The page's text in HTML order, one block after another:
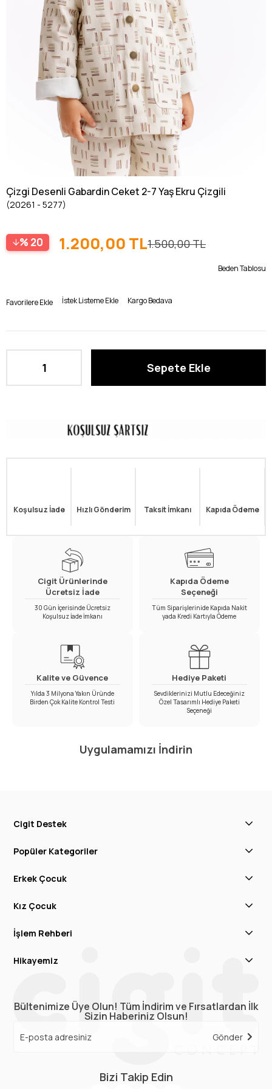
Çizgi Desenli Gabardin Ceket 2-7 Yaş Ekru Çizgili
(20261 - 5277)
20 1.500,00 TL
1.200,00 TL
Beden Tablosu
Favorilere Ekle İstek Listeme Ekle Kargo Bedava
Koşulsuz İade Hızlı Gönderim Taksit İmkanı Kapıda Ödeme
Cigit Ürünlerinde
Ücretsiz İade
30 Gün İçerisinde Ücretsiz
Koşulsuz İade İmkanı
Kapıda Ödeme
Seçeneği
Tüm Siparişlerinide Kapıda Nakit
yada Kredi Kartıyla Ödeme
Kalite ve Güvence
Yılda 3 Milyona Yakın Üründe
Birden Çok Kalite Kontrol Testi
Hediye Paketi
Sevdiklerinizi Mutlu Edeceğiniz
Özel Tasarımlı Hediye Paketi
Seçeneği
Uygulamamızı İndirin
Cigit Destek
Popüler Kategoriler
Erkek Çocuk
Kız Çocuk
İşlem Rehberi
Hikayemiz
Bültenimize Üye Olun! Tüm İndirim ve Fırsatlardan İlk
Sizin Haberiniz Olsun!
Gönder
Bizi Takip Edin